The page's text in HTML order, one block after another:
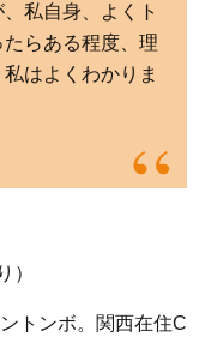
私自身、よくト
らある程度、理
はよくわかりま
）
トンボ。関西在住C